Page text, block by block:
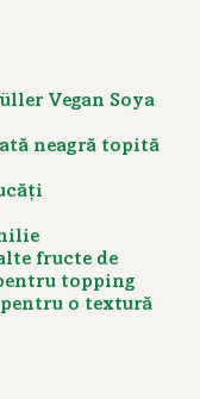
Vegan Soya
ă neagră topită
fructe de
topping
o textură